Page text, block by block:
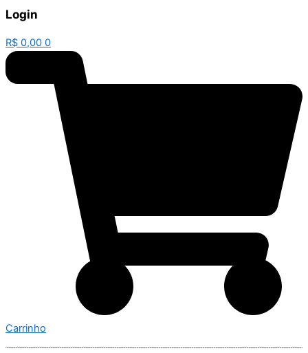
Login
R$ 0,00 0
Carrinho